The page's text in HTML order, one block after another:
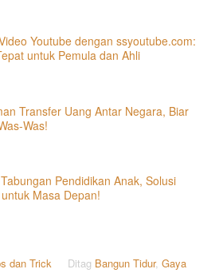
Youtube dengan ssyoutube.com:
untuk Pemula dan Ahli
Transfer Uang Antar Negara, Biar
Was!
Pendidikan Anak, Solusi
Masa Depan!
dan Trick Ditag Bangun Tidur, Gaya